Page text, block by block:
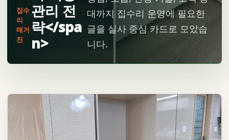
집수
리
매거
진
관리 전
략</spa
n>
대까지 집수리 운영에 필요한
글을 실사 중심 카드로 모았습
니다.